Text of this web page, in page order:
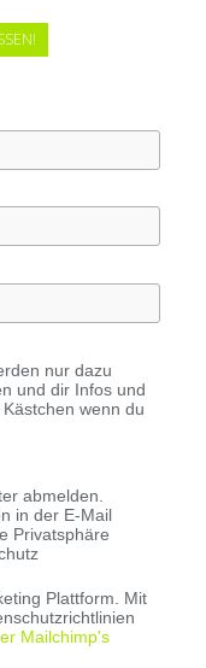
nur dazu
und dir Infos und
wenn du
abmelden.
in der E-Mail
Privatsphäre
Plattform. Mit
Mailchimp's